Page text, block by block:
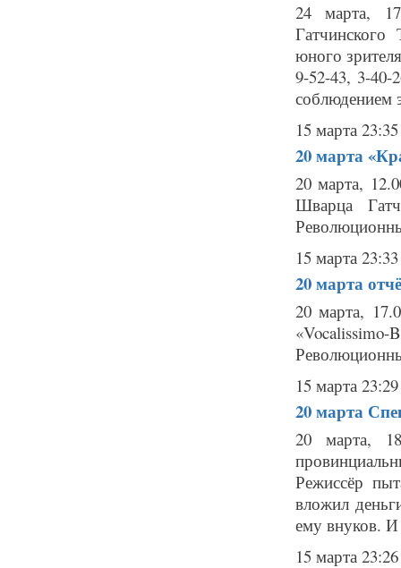
24 марта,
юного
9-52-43, 3-
соблюдением
15 марта 23:35
20 марта
20 марта,
Шварца
15 марта 23:33
20 марта
20 марта,
15 марта 23:29
20 марта
20 марта,
Режиссёр
вложил
ему внуков. И
15 марта 23:26